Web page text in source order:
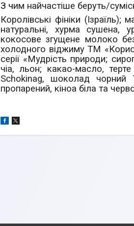
З чим найчастіше беруть/
Королівські фініки
натуральні, хурма сушена,
кокосове згущене молоко
холодного віджиму ТМ
серії «Мудрість природи;
чіа, льон; какао-масло,
Schokinag, шоколад чорний
пропарений, кіноа біла та